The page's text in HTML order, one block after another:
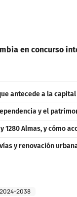
en concurso
antecede a la capital
y el
1280 Almas, y cómo
y renovación
2038